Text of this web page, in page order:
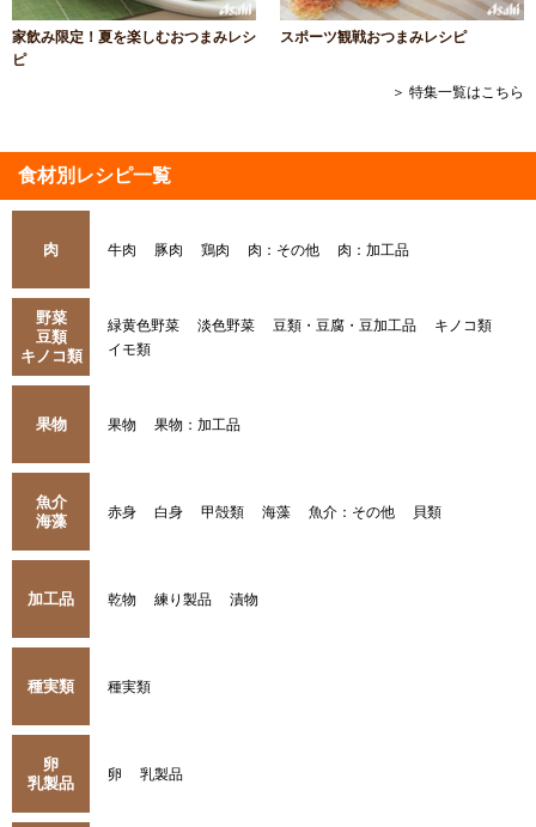
家飲み限定！夏を楽しむおつまみレシ
ピ
スポーツ観戦おつまみレシピ
＞ 特集一覧はこちら
食材別レシピ一覧
肉 牛肉 豚肉 鶏肉 肉：その他 肉：加工品
野菜
豆類
キノコ類
緑黄色野菜 淡色野菜 豆類・豆腐・豆加工品
キノコ類
イモ類
果物 果物 果物：加工品
魚介
海藻
赤身 白身 甲殻類 海藻 魚介：その他 貝類
加工品 乾物 練り製品 漬物
種実類 種実類
卵
乳製品
卵 乳製品